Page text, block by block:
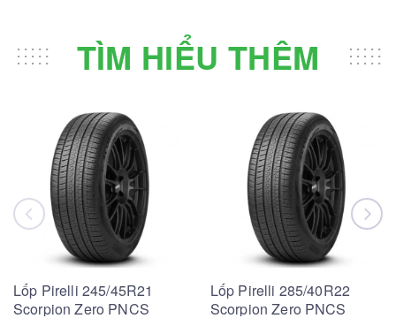
TÌM HIỂU THÊM
Lốp Pirelli 245/45R21
Scorpion Zero PNCS
Lốp Pirelli 285/40R22
Scorpion Zero PNCS